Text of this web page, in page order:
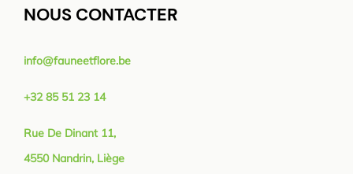
NOUS CONTACTER
info@fauneetflore.be
+32 85 51 23 14
Rue De Dinant 11,
4550 Nandrin, Liège